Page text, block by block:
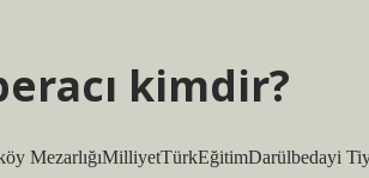
kimdir?
MezarlığıMilliyetTürkEğitimDarülbedayi